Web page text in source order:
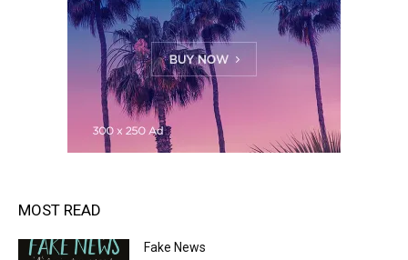
MOST READ
Fake News